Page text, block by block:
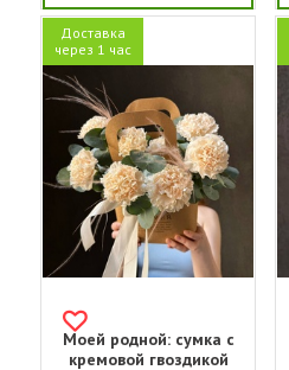
Доставка
через 1 час
Моей родной: сумка с
кремовой гвоздикой